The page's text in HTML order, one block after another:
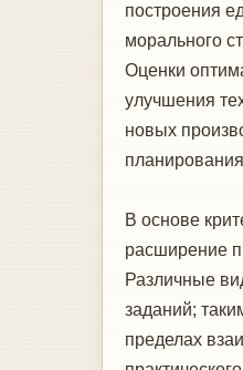
построения
морального
Оценки
улучшения
новых
В основе
расширение
Различные
заданий;
пределах